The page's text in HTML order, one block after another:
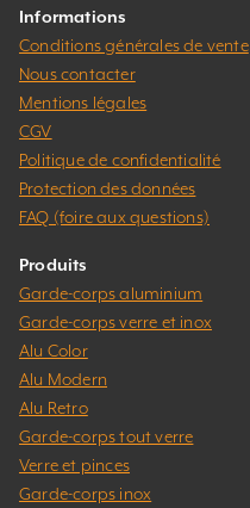
Informations
Conditions générales de vente
Nous contacter
Mentions légales
CGV
Politique de confidentialité
Protection des données
FAQ (foire aux questions)
Produits
Garde-corps aluminium
Garde-corps verre et inox
Alu Color
Alu Modern
Alu Retro
Garde-corps tout verre
Verre et pinces
Garde-corps inox